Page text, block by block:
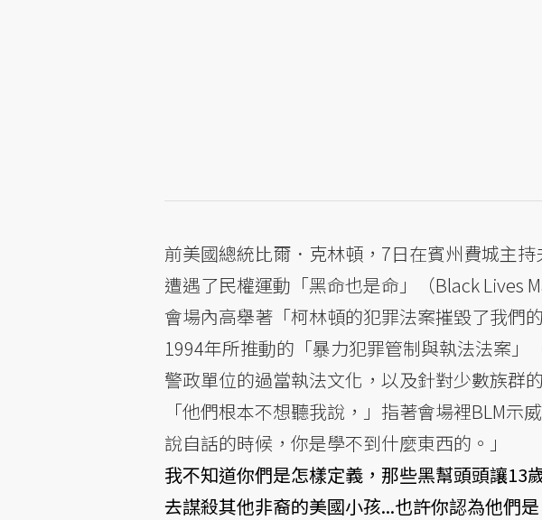
前美國總統比爾．克林頓，7日在賓州費城主
遭遇了民權運動「黑命也是命」（Black Lives
會場內高舉著「柯林頓的犯罪法案摧毀了我們
1994年所推動的「暴力犯罪管制與執法法案
警政單位的過當執法文化，以及針對少數族群
「他們根本不想聽我說，」指著會場裡BLM
說自話的時候，你是學不到什麼東西的。」
我不知道你們是怎樣定義，那些黑幫頭頭讓13
去謀殺其他非裔的美國小孩...也許你認為他們